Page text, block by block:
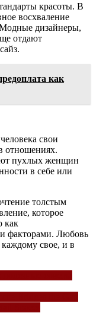
красоты. В
восхваление
дизайнеры,
отдают
как
свои
отношениях.
пухлых женщин
в себе или
толстым
которое
как
факторами. Любовь
свое, и в